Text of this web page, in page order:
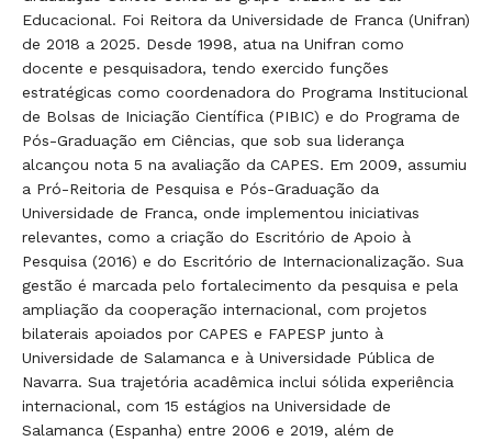
Educacional. Foi Reitora da Universidade de Franca (Unifran)
de 2018 a 2025. Desde 1998, atua na Unifran como
docente e pesquisadora, tendo exercido funções
estratégicas como coordenadora do Programa Institucional
de Bolsas de Iniciação Científica (PIBIC) e do Programa de
Pós-Graduação em Ciências, que sob sua liderança
alcançou nota 5 na avaliação da CAPES. Em 2009, assumiu
a Pró-Reitoria de Pesquisa e Pós-Graduação da
Universidade de Franca, onde implementou iniciativas
relevantes, como a criação do Escritório de Apoio à
Pesquisa (2016) e do Escritório de Internacionalização. Sua
gestão é marcada pelo fortalecimento da pesquisa e pela
ampliação da cooperação internacional, com projetos
bilaterais apoiados por CAPES e FAPESP junto à
Universidade de Salamanca e à Universidade Pública de
Navarra. Sua trajetória acadêmica inclui sólida experiência
internacional, com 15 estágios na Universidade de
Salamanca (Espanha) entre 2006 e 2019, além de